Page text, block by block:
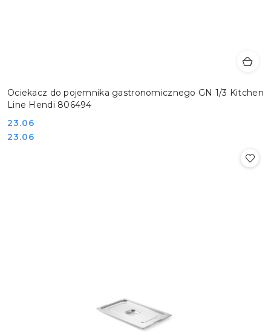
Ociekacz do pojemnika gastronomicznego GN 1/3 Kitchen
Line Hendi 806494
Cena:
23.06
Cena:
23.06